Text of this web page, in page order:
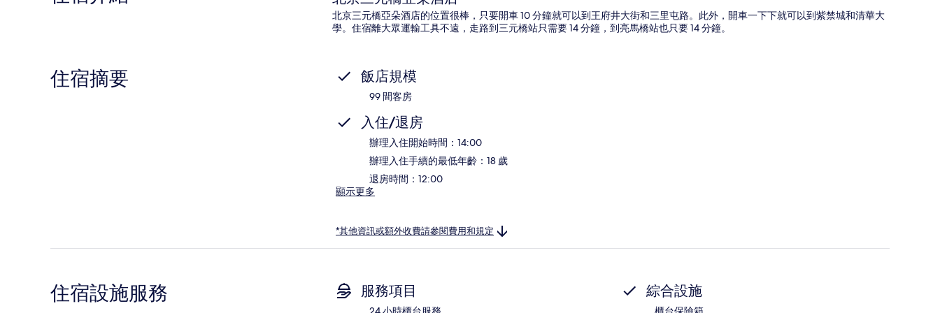
北京三元橋亞朵酒店的位置很棒，只要開車 10 分鐘就可以到王府井大街和三里屯路。此外，開車一下下就可以到紫禁城和清華大
學。住宿離大眾運輸工具不遠，走路到三元橋站只需要 14 分鐘，到亮馬橋站也只要 14 分鐘。
住宿摘要 飯店規模
99 間客房
入住/退房
辦理入住開始時間：14:00
辦理入住手續的最低年齡：18 歲
退房時間：12:00
顯示更多
*其他資訊或額外收費請參閱費用和規定
住宿設施服務 服務項目 綜合設施